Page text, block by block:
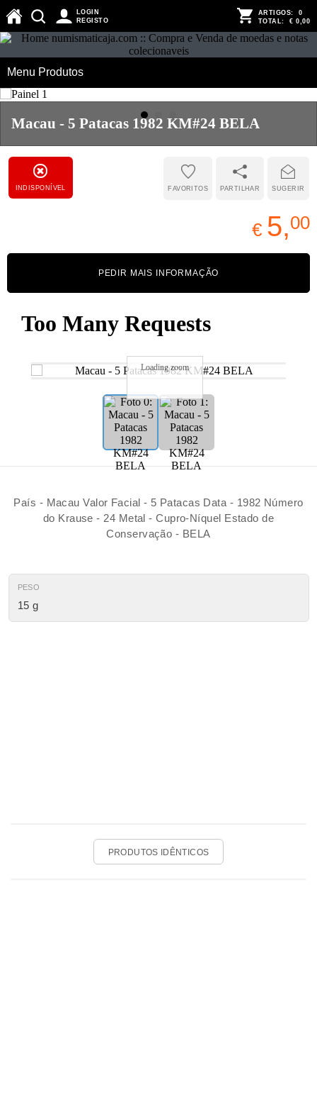
LOGIN
REGISTO
ARTIGOS: 0
TOTAL: € 0,00
Menu Produtos
Macau - 5 Patacas 1982 KM#24 BELA
INDISPONÍVEL SUGERIR
PARTILHAR
FAVORITOS
€ 5,00
PEDIR MAIS INFORMAÇÃO
Loading zoom
País - Macau Valor Facial - 5 Patacas Data - 1982 Número
do Krause - 24 Metal - Cupro-Níquel Estado de
Conservação - BELA
PESO
15 g
PRODUTOS IDÊNTICOS